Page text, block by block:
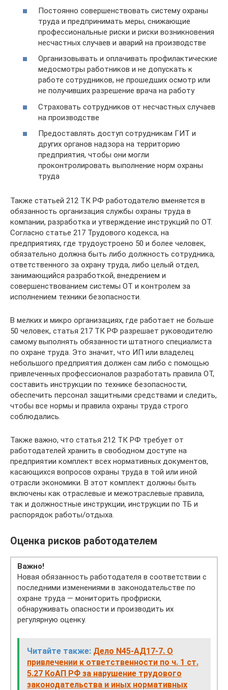
Постоянно совершенствовать систему охраны
труда и предпринимать меры, снижающие
профессиональные риски и риски возникновения
несчастных случаев и аварий на производстве
Организовывать и оплачивать профилактические
медосмотры работников и не допускать к
работе сотрудников, не прошедших осмотр или
не получивших разрешение врача на работу
Страховать сотрудников от несчастных случаев
на производстве
Предоставлять доступ сотрудникам ГИТ и
других органов надзора на территорию
предприятия, чтобы они могли
проконтролировать выполнение норм охраны
труда
Также статьей 212 ТК РФ работодателю вменяется в
обязанность организация службы охраны труда в
компании, разработка и утверждение инструкций по ОТ.
Согласно статье 217 Трудового кодекса, на
предприятиях, где трудоустроено 50 и более человек,
обязательно должна быть либо должность сотрудника,
ответственного за охрану труда, либо целый отдел,
занимающийся разработкой, внедрением и
совершенствованием системы ОТ и контролем за
исполнением техники безопасности.
В мелких и микро организациях, где работает не больше
50 человек, статья 217 ТК РФ разрешает руководителю
самому выполнять обязанности штатного специалиста
по охране труда. Это значит, что ИП или владелец
небольшого предприятия должен сам либо с помощью
привлеченных профессионалов разработать правила ОТ,
составить инструкции по технике безопасности,
обеспечить персонал защитными средствами и следить,
чтобы все нормы и правила охраны труда строго
соблюдались.
Также важно, что статья 212 ТК РФ требует от
работодателей хранить в свободном доступе на
предприятии комплект всех нормативных документов,
касающихся вопросов охраны труда в той или иной
отрасли экономики. В этот комплект должны быть
включены как отраслевые и межотраслевые правила,
так и должностные инструкции, инструкции по ТБ и
распорядок работы/отдыха.
Оценка рисков работодателем
Важно!
Новая обязанность работодателя в соответствии с
последними изменениями в законодательстве по
охране труда — мониторить профриски,
обнаруживать опасности и производить их
регулярную оценку.
Читайте также: Дело N45-АД17-7. О
привлечении к ответственности по ч. 1 ст.
5.27 КоАП РФ за нарушение трудового
законодательства и иных нормативных